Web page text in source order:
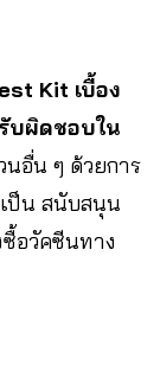
Kit เบื้อง
บผิดชอบใน
นอื่น ๆ ด้วยการ
ป็น สนับสนุน
อวัคซีนทาง